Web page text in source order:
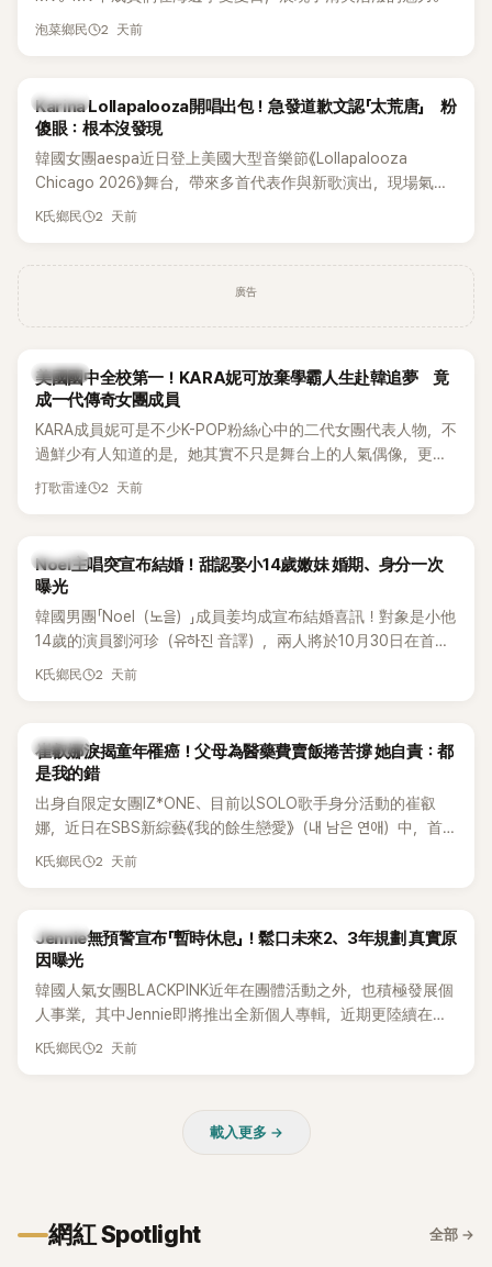
泡菜鄉民 2 天前
K-POP
Karina Lollapalooza開唱出包！急發道歉文認「太荒唐」 粉
傻眼：根本沒發現
韓國女團aespa近日登上美國大型音樂節《Lollapalooza
Chicago 2026》舞台，帶來多首代表作與新歌演出，現場氣氛
嗨翻。不過，成員Karina卻在演出後主動坦承，自己因為太緊
K氏鄉民 2 天前
廣告
K-POP
美國國中全校第一！KARA妮可放棄學霸人生赴韓追夢 竟
成一代傳奇女團成員
KARA成員妮可是不少K-POP粉絲心中的二代女團代表人物，不
過鮮少有人知道的是，她其實不只是舞台上的人氣偶像，更是
一名不折不扣的學霸。她日前在節目中透露，自己在美國就讀
打歌雷達 2 天前
K-POP
Noel主唱突宣布結婚！甜認娶小14歲嫩妹 婚期、身分一次
曝光
韓國男團「Noel（노을）」成員姜均成宣布結婚喜訊！對象是小他
14歲的演員劉河珍（유하진 音譯），兩人將於10月30日在首爾
低調舉辦婚禮，消息一出立刻引發關注。
K氏鄉民 2 天前
K-POP
崔叡娜淚揭童年罹癌！父母為醫藥費賣飯捲苦撐 她自責：都
是我的錯
出身自限定女團IZ*ONE、目前以SOLO歌手身分活動的崔叡
娜，近日在SBS新綜藝《我的餘生戀愛》（내 남은 연애）中，首
度談起自己幼年罹患小兒癌的經歷，回憶起父母為了籌措醫療
K氏鄉民 2 天前
K-POP
Jennie無預警宣布「暫時休息」！鬆口未來2、3年規劃 真實原
因曝光
韓國人氣女團BLACKPINK近年在團體活動之外，也積極發展個
人事業，其中Jennie即將推出全新個人專輯，近期更陸續在演
出中搶先公開新歌，引發粉絲高度期待。不過，她近日受訪時
K氏鄉民 2 天前
載入更多 →
網紅 Spotlight 全部 →